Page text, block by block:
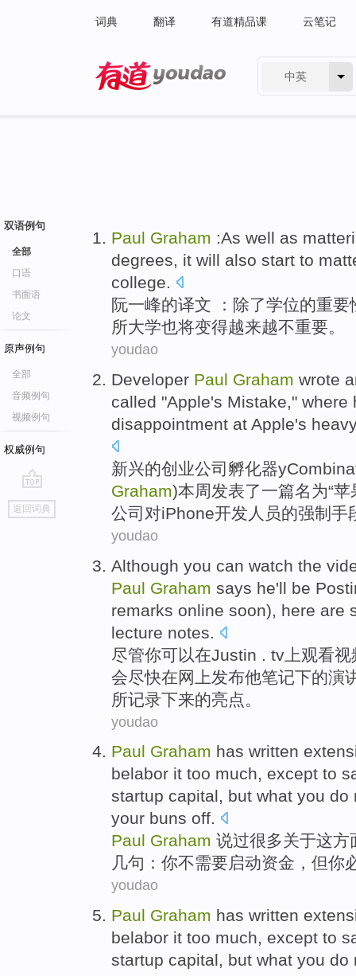
词典 翻译 有道精品课 云笔记
中英
双语例句
全部
口语
书面语
论文
原声例句
全部
音频例句
视频例句
权威例句
go
top
返回词典
Paul Graham :As well as
degrees, it will also start to
college.
阮一峰的译文 ：除了学位的重要
所大学也将变得越来越不重要。
youdao
Developer Paul Graham wrote
called "Apple's Mistake," where
disappointment at Apple's
新兴的创业公司孵化器y
Graham)本周发表了一篇名为“苹
公司 对iPhone开发人员的强制 手
youdao
Although you can watch the
Paul Graham says he'll be
remarks online soon), here are
lecture notes
尽管你可以在Justin . tv上观看视
会尽快在网上发布他笔记下的演
所记录下来的亮点 。
youdao
Paul Graham has written
belabor it too much, except to
startup capital, but what you do
your buns off.
Paul Graham 说过很多关于这方
几句： 你不需要启动资金 ， 但你
youdao
Paul Graham has written
belabor it too much, except to
startup capital, but what you do